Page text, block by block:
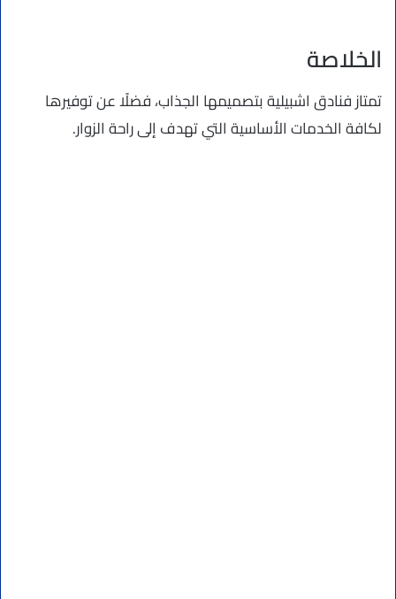
الخلاصة
تمتاز فنادق اشبيلية بتصميمها الجذاب، فضلًا عن توفيرها
لكافة الخدمات الأساسية التي تهدف إلى راحة الزوار.